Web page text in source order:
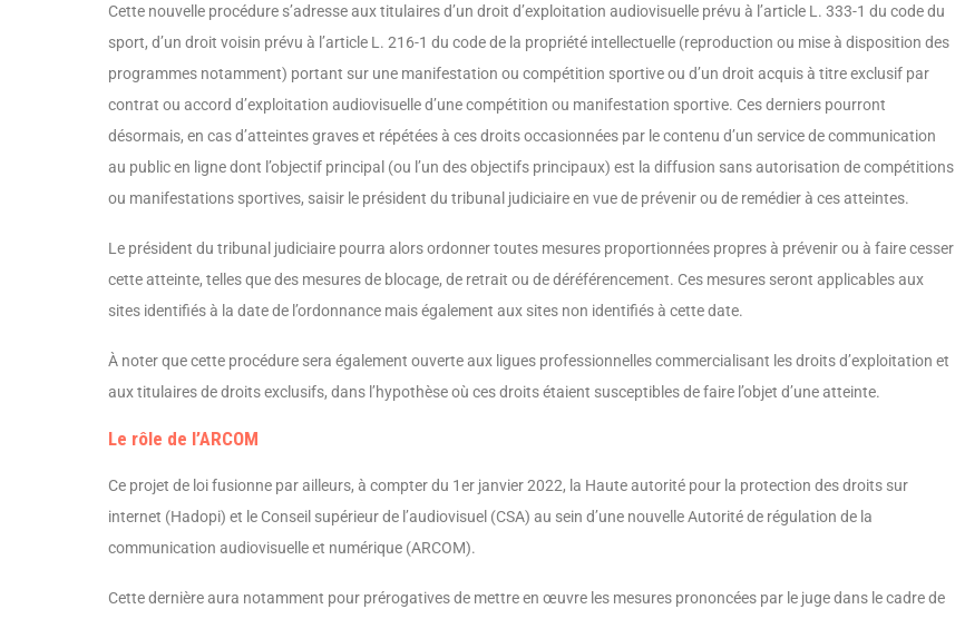
Cette nouvelle procédure s’adresse aux titulaires d’un droit d’exploitation audio­visuelle prévu à l’article L. 333-1 du code du
sport, d’un droit voisin prévu à l’article L. 216-1 du code de la propriété intellec­tuelle (reproduction ou mise à disposition des
programmes notamment) portant sur une manifestation ou compétition spor­tive ou d’un droit acquis à titre exclusif par
contrat ou accord d’exploitation audiovi­suelle d’une compétition ou manifestation sportive. Ces derniers pourront
désormais, en cas d’atteintes graves et répétées à ces droits occasionnées par le contenu d’un service de communication
au public en ligne dont l’objectif principal (ou l’un des objectifs principaux) est la diffusion sans autorisation de compétitions
ou manifesta­tions sportives, saisir le président du tribunal judiciaire en vue de prévenir ou de remédier à ces atteintes.
Le président du tribunal judiciaire pourra alors ordonner toutes mesures proportion­nées propres à prévenir ou à faire cesser
cette atteinte, telles que des mesures de blocage, de retrait ou de déréférencement. Ces mesures seront applicables aux
sites iden­tifiés à la date de l’ordonnance mais égale­ment aux sites non identifiés à cette date.
À noter que cette procédure sera égale­ment ouverte aux ligues professionnelles commercialisant les droits d’exploitation et
aux titulaires de droits exclusifs, dans l’hypo­thèse où ces droits étaient susceptibles de faire l’objet d’une atteinte.
Le rôle de l’ARCOM
Ce projet de loi fusionne par ailleurs, à compter du 1er janvier 2022, la Haute autorité pour la protection des droits sur
internet (Hadopi) et le Conseil supérieur de l’audiovisuel (CSA) au sein d’une nouvelle Autorité de régulation de la
communication audiovisuelle et numérique (ARCOM).
Cette dernière aura notamment pour préro­gatives de mettre en œuvre les mesures prononcées par le juge dans le cadre de